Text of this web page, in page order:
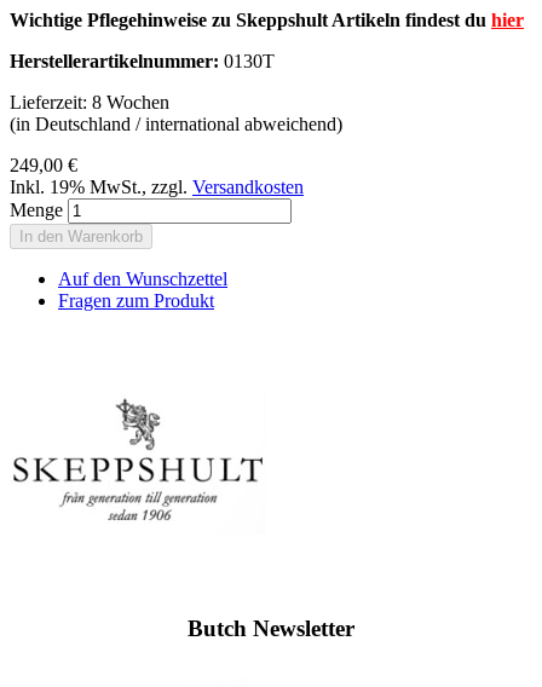
Wichtige Pflegehinweise zu Skeppshult Artikeln findest du hier
Herstellerartikelnummer: 0130T
Lieferzeit: 8 Wochen
(in Deutschland / international abweichend)
249,00 €
Inkl. 19% MwSt., zzgl. Versandkosten
Menge
In den Warenkorb
Auf den Wunschzettel
Fragen zum Produkt
Butch Newsletter